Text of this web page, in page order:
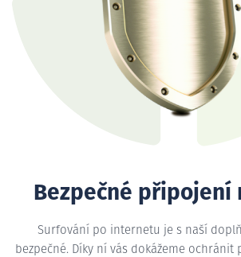
Bezpečné připojení
Surfování po internetu je s naší
bezpečné. Díky ní vás dokážeme ochránit